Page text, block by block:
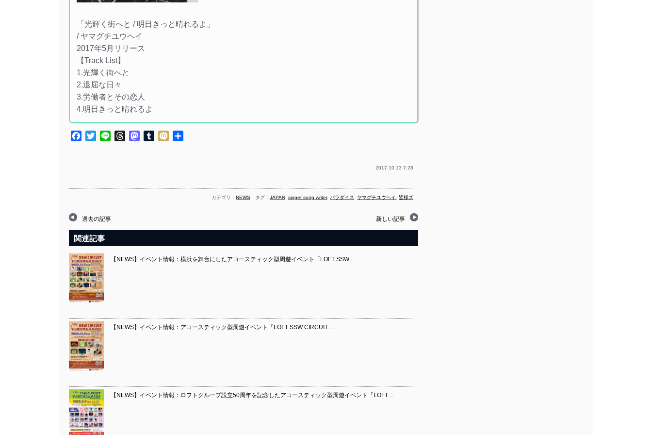
「光輝く街へと / 明日きっと晴れるよ」
/ ヤマグチユウヘイ
2017年5月リリース
【Track List】
1.光輝く街へと
2.退屈な日々
3.労働者とその恋人
4.明日きっと晴れるよ
Facebook
TwitterLine ThreadsMastodon
TumblrMixi
2017.10.13 7:28
カテゴリ： NEWS タグ： JAPAN singer song writer, パラダイス ヤマグチユウヘイ 皆様ズ
過去の記事 新しい記事
関連記事
【NEWS】イベント情報：横浜を舞台にしたアコースティック型周遊イベント「LOFT SSW…
【NEWS】イベント情報：アコースティック型周遊イベント「LOFT SSW CIRCUIT…
【NEWS】イベント情報：ロフトグループ設立50周年を記念したアコースティック型周遊イベント「LOFT…